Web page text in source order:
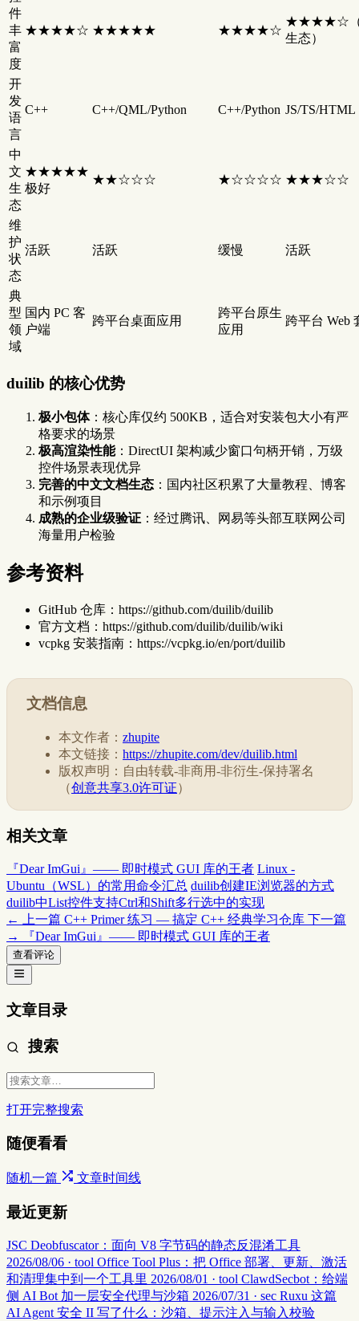
件
丰
富
度
★★★★☆ ★★★★★ ★★★★☆
★★★★☆（
生态）
开
发
语
言
C++ C++/QML/Python C++/Python JS/TS/HTML
中
文
生
态
★★★★★
极好
★★☆☆☆ ★☆☆☆☆ ★★★☆☆
维
护
状
态
活跃 活跃 缓慢 活跃
典
型
领
域
国内 PC 客
户端
跨平台桌面应用
跨平台原生
应用
跨平台 Web
duilib 的核心优势
极小包体：核心库仅约 500KB，适合对安装包大小有严
格要求的场景
极高渲染性能：DirectUI 架构减少窗口句柄开销，万级
控件场景表现优异
完善的中文文档生态 ：国内社区积累了大量教程、博客
和示例项目
成熟的企业级验证 ：经过腾讯、网易等头部互联网公司
海量用户检验
参考资料
GitHub 仓库：https://github.com/duilib/duilib
官方文档：https://github.com/duilib/duilib/wiki
vcpkg 安装指南：https://vcpkg.io/en/port/duilib
文档信息
本文作者： zhupite
本文链接： https://zhupite.com/dev/duilib.html
版权声明：自由转载-非商用-非衍生-保持署名
（创意共享3.0许可证）
相关文章
『Dear ImGui』—— 即时模式 GUI 库的王者 Linux -
Ubuntu（WSL）的常用命令汇总 duilib创建IE浏览器的方式
duilib中List控件支持Ctrl和Shift多行选中的实现
← 上一篇 C++ Primer 练习 — 搞定 C++ 经典学习仓库 下一篇
→
『Dear ImGui』—— 即时模式 GUI 库的王者
查看评论
文章目录
搜索
打开完整搜索
随便看看
随机一篇 文章时间线
最近更新
JSC Deobfuscator：面向 V8 字节码的静态反混淆工具
2026/08/06 · tool Office Tool Plus：把 Office 部署、更新、激活
和清理集中到一个工具里 2026/08/01 · tool ClawdSecbot：给端
侧 AI Bot 加一层安全代理与沙箱 2026/07/31 · sec Ruxu 这篇
AI Agent 安全 II 写了什么：沙箱、提示注入与输入校验